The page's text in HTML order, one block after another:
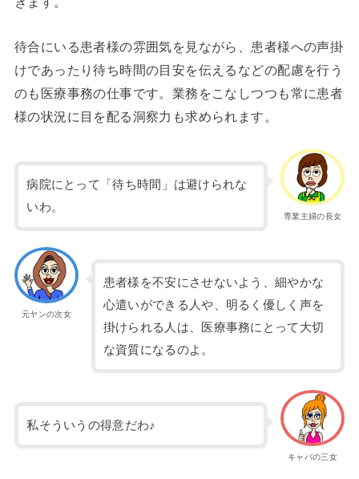
待合にいる患者様の雰囲気を見ながら、患者様への声掛
けであったり待ち時間の目安を伝えるなどの配慮を行う
のも医療事務の仕事です。業務をこなしつつも常に患者
様の状況に目を配る洞察力も求められます。
専業主婦の長女
病院にとって「待ち時間」は避けられな
いわ。
元ヤンの次女
患者様を不安にさせないよう、細やかな
心遣いができる人や、明るく優しく声を
掛けられる人は、医療事務にとって大切
な資質になるのよ。
キャバの三女
私そういうの得意だわ♪